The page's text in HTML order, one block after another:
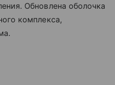
Обновлена оболочка
комплекса,